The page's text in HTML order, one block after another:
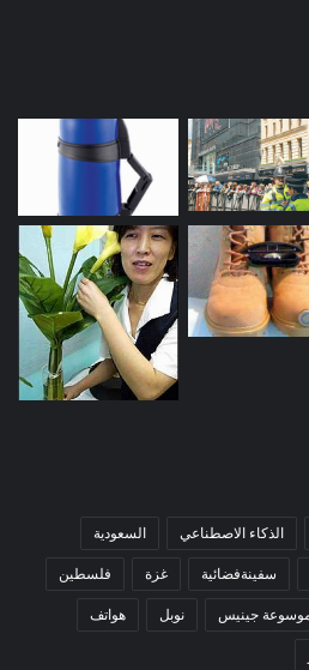
الذكاء الاصطناعي السعودية
سفينةفضائية غزة فلسطين
جينيس نوبل هواتف